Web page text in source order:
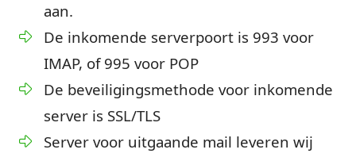
aan.
De inkomende serverpoort is 993 voor
IMAP, of 995 voor POP
De beveiligingsmethode voor inkomende
server is SSL/TLS
Server voor uitgaande mail leveren wij